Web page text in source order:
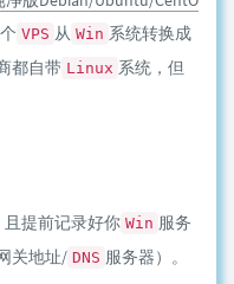
VPS 从 Win 系统转换成
都自带 Linux 系统，但
且提前记录好你 Win 服务
关地址/ DNS 服务器）。